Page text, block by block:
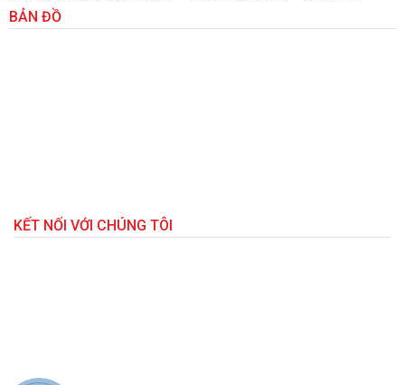
BẢN ĐỒ
KẾT NỐI VỚI CHÚNG TÔI